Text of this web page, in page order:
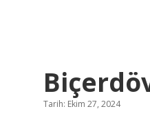
Tarih: Ekim 27, 2024